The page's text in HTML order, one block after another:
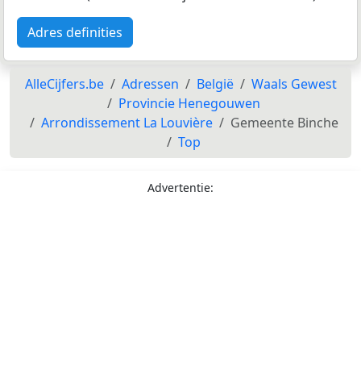
Adres definities
AlleCijfers.be Adressen België
Waals Gewest
Provincie Henegouwen
Arrondissement La Louvière
Gemeente Binche
Top
Advertentie: